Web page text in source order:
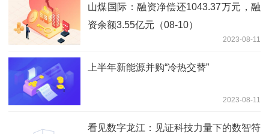
山煤国际：融资净偿还1043.37万元，融
资余额3.55亿元（08-10）
2023-08-11
上半年新能源并购“冷热交替”
2023-08-11
看见数字龙江：见证科技力量下的数智符